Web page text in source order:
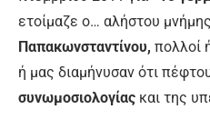
ετοίμαζε ο… αλήστου
Παπακωνσταντίνου, πολλοί
ή μας διαμήνυσαν ότι
συνωμοσιολογίας και της